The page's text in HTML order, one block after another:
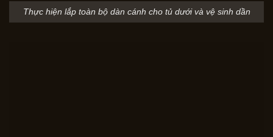
Thực hiện lắp toàn bộ dàn cánh cho tủ dưới và vệ sinh dần